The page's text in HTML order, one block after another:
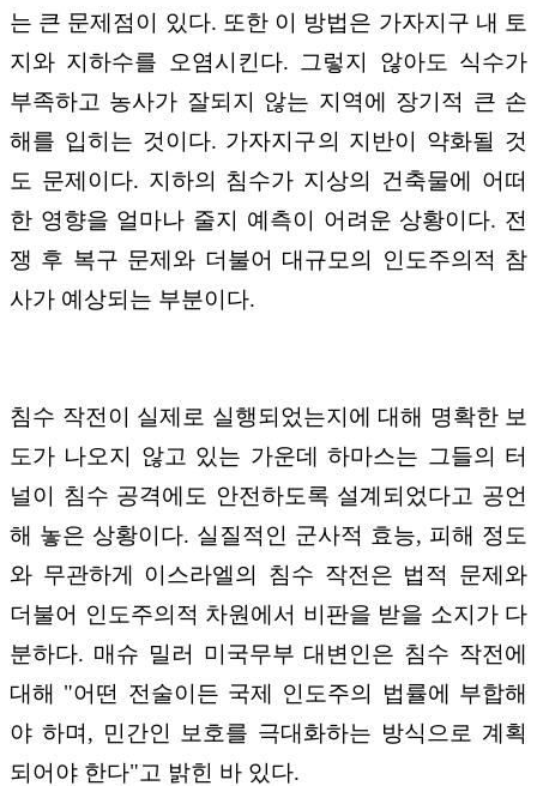
는 큰 문제점이 있다. 또한 이 방법은 가자지구 내 토
지와 지하수를 오염시킨다. 그렇지 않아도 식수가
부족하고 농사가 잘되지 않는 지역에 장기적 큰 손
해를 입히는 것이다. 가자지구의 지반이 약화될 것
도 문제이다. 지하의 침수가 지상의 건축물에 어떠
한 영향을 얼마나 줄지 예측이 어려운 상황이다. 전
쟁 후 복구 문제와 더불어 대규모의 인도주의적 참
사가 예상되는 부분이다.
침수 작전이 실제로 실행되었는지에 대해 명확한 보
도가 나오지 않고 있는 가운데 하마스는 그들의 터
널이 침수 공격에도 안전하도록 설계되었다고 공언
해 놓은 상황이다. 실질적인 군사적 효능, 피해 정도
와 무관하게 이스라엘의 침수 작전은 법적 문제와
더불어 인도주의적 차원에서 비판을 받을 소지가 다
분하다. 매슈 밀러 미국무부 대변인은 침수 작전에
대해 "어떤 전술이든 국제 인도주의 법률에 부합해
야 하며, 민간인 보호를 극대화하는 방식으로 계획
되어야 한다"고 밝힌 바 있다.